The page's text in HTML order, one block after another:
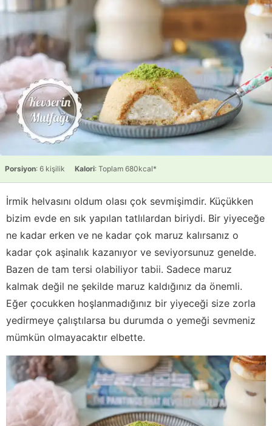
Porsiyon: 6 kişilik Kalori: Toplam 680kcal*
İrmik helvasını oldum olası çok sevmişimdir. Küçükken
bizim evde en sık yapılan tatlılardan biriydi. Bir yiyeceğe
ne kadar erken ve ne kadar çok maruz kalırsanız o
kadar çok aşinalık kazanıyor ve seviyorsunuz genelde.
Bazen de tam tersi olabiliyor tabii. Sadece maruz
kalmak değil ne şekilde maruz kaldığınız da önemli.
Eğer çocukken hoşlanmadığınız bir yiyeceği size zorla
yedirmeye çalıştılarsa bu durumda o yemeği sevmeniz
mümkün olmayacaktır elbette.